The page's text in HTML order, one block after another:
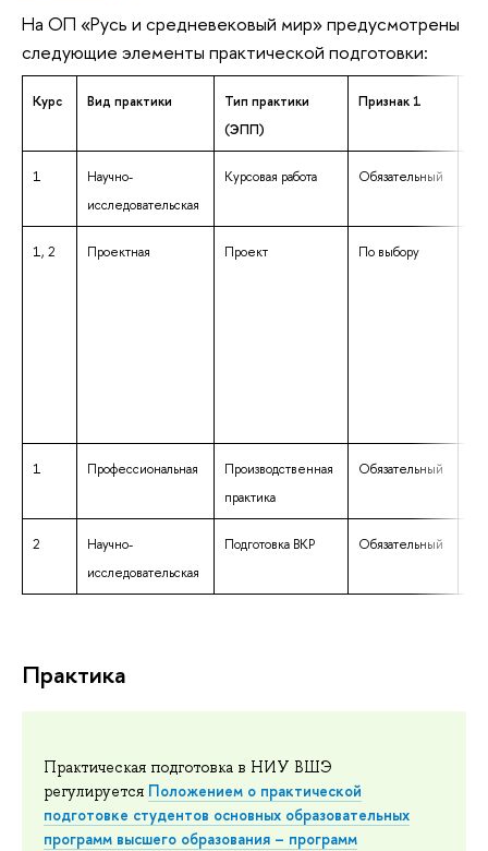
На ОП «Русь и средневековый мир» предусмотрены
следующие элементы практической подготовки:
Курс Вид практики
Тип практики
(ЭПП)
Признак 1
1
Научно-
исследовательская
Курсовая работа Обязательный
1, 2 Проектная Проект По выбору
1 Профессиональная
Производственная
практика
Обязательный
2
Научно-
исследовательская
Подготовка ВКР Обязательный
Практика
Практическая подготовка в НИУ ВШЭ
регулируется Положением о практической
подготовке студентов основных образовательных
программ высшего образования – программ